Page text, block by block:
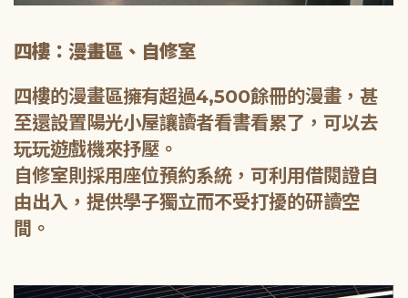
四樓：漫畫區、自修室
四樓的漫畫區擁有超過4,500餘冊的漫畫，甚
至還設置陽光小屋讓讀者看書看累了，可以去
玩玩遊戲機來抒壓。
自修室則採用座位預約系統，可利用借閱證自
由出入，提供學子獨立而不受打擾的研讀空
間。